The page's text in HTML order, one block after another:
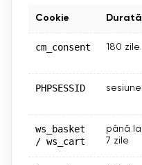
Cookie Durată
cm_consent 180 zile
PHPSESSID sesiune
ws_basket
/ ws_cart
până la
7 zile